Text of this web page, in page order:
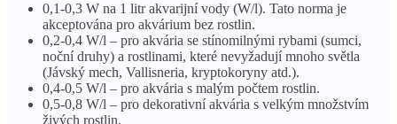
0,1-0,3 W na 1 litr akvarijní vody (W/l). Tato norma je
akceptována pro akvárium bez rostlin.
0,2-0,4 W/l – pro akvária se stínomilnými rybami (sumci,
noční druhy) a rostlinami, které nevyžadují mnoho světla
(Jávský mech, Vallisneria, kryptokoryny atd.).
0,4-0,5 W/l – pro akvária s malým počtem rostlin.
0,5-0,8 W/l – pro dekorativní akvária s velkým množstvím
živých rostlin.